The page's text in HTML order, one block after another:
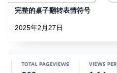
完整的桌子翻转表情符号
2025年2月27日